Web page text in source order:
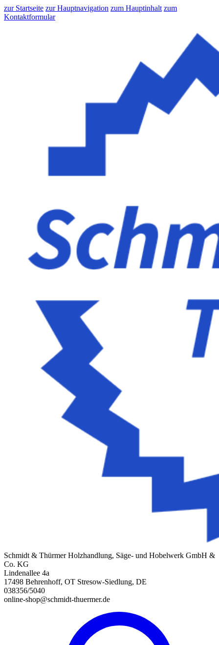
zur Startseite zur Hauptnavigation zum Hauptinhalt zum
Kontaktformular
Schmidt & Thürmer Holzhandlung, Säge- und Hobelwerk GmbH &
Co. KG
Lindenallee 4a
17498 Behrenhoff, OT Stresow-Siedlung, DE
038356/5040
online-shop@schmidt-thuermer.de